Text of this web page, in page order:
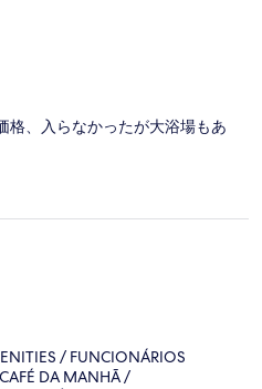
格、入らなかったが大浴場もあ
/ FUNCIONÁRIOS
DA MANHÃ /